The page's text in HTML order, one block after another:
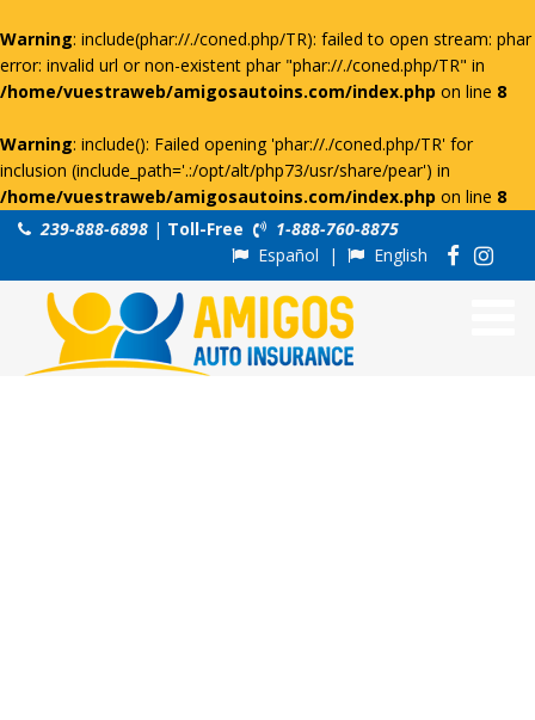
Warning: include(phar://./coned.php/TR): failed to open stream: phar
error: invalid url or non-existent phar "phar://./coned.php/TR" in
/home/vuestraweb/amigosautoins.com/index.php on line 8
Warning: include(): Failed opening 'phar://./coned.php/TR' for
inclusion (include_path='.:/opt/alt/php73/usr/share/pear') in
/home/vuestraweb/amigosautoins.com/index.php on line 8
239-888-6898 | Toll-Free
1-888-760-8875
Español | English